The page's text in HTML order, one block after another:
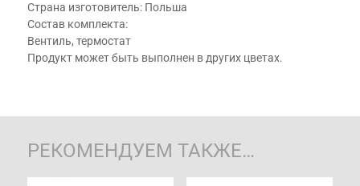
Страна изготовитель: Польша
Состав комплекта:
Вентиль, термостат
Продукт может быть выполнен в других цветах.
РЕКОМЕНДУЕМ ТАКЖЕ…